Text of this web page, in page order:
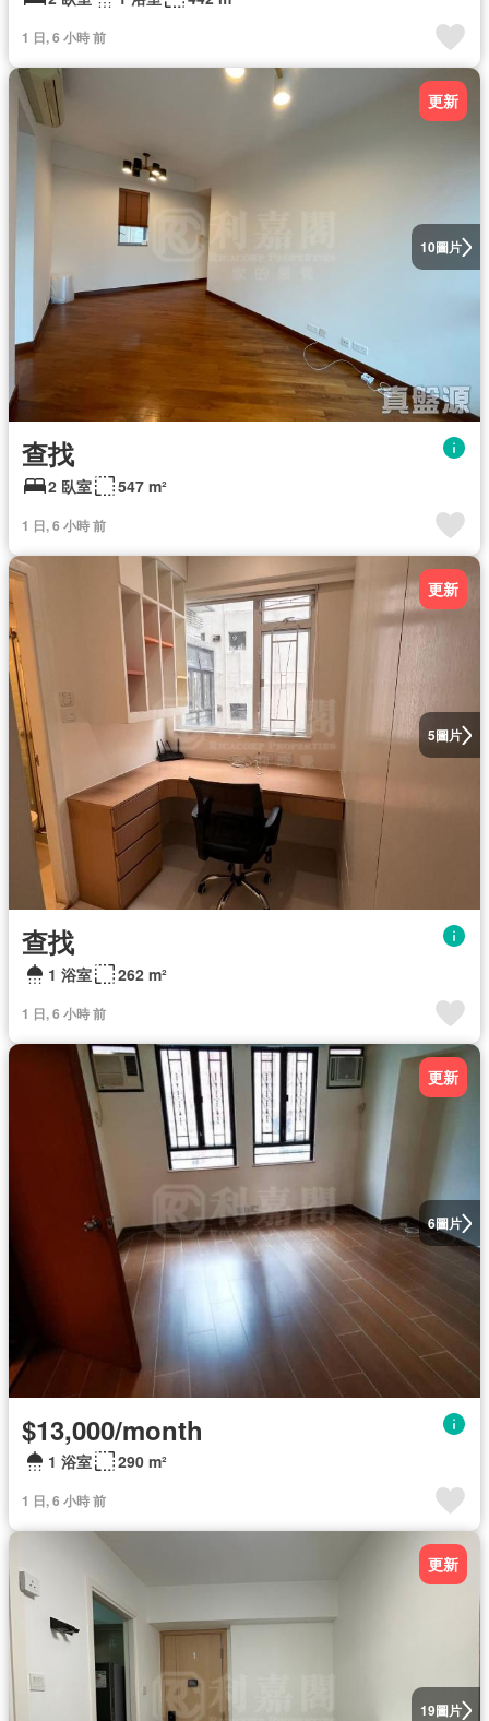
1 日, 6 小時 前
10圖片
更新
查找
2 臥室 547 m²
1 日, 6 小時 前
5圖片
更新
查找
1 浴室 262 m²
1 日, 6 小時 前
6圖片
更新
$13,000/month
1 浴室 290 m²
1 日, 6 小時 前
19圖片
更新